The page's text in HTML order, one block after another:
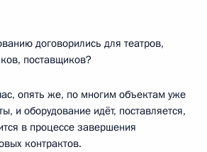
договорились для театров,
поставщиков?
опять же, по многим объектам уже
и оборудование идёт, поставляется,
в процессе завершения
контрактов.